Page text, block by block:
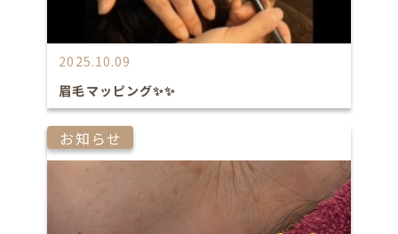
2025.10.09
眉毛マッピング✨✨
お知らせ